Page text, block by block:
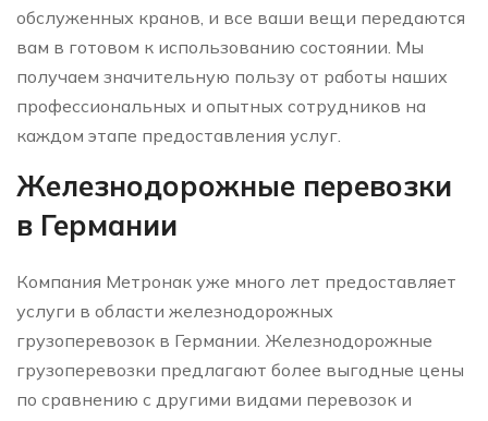
обслуженных кранов, и все ваши вещи передаются
вам в готовом к использованию состоянии. Мы
получаем значительную пользу от работы наших
профессиональных и опытных сотрудников на
каждом этапе предоставления услуг.
Железнодорожные перевозки
в Германии
Компания Метронак уже много лет предоставляет
услуги в области железнодорожных
грузоперевозок в Германии. Железнодорожные
грузоперевозки предлагают более выгодные цены
по сравнению с другими видами перевозок и